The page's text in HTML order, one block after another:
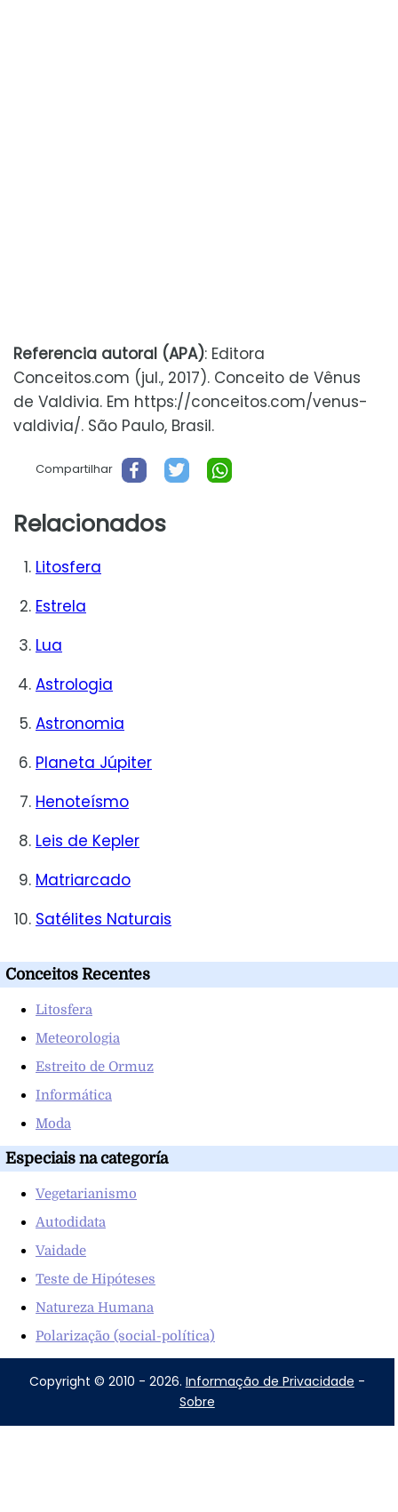
Referencia autoral (APA): Editora
Conceitos.com (jul., 2017). Conceito de Vênus
de Valdivia. Em https://conceitos.com/venus-
valdivia/. São Paulo, Brasil.
Compartilhar
Relacionados
Litosfera
Estrela
Lua
Astrologia
Astronomia
Planeta Júpiter
Henoteísmo
Leis de Kepler
Matriarcado
Satélites Naturais
Conceitos Recentes
Litosfera
Meteorologia
Estreito de Ormuz
Informática
Moda
Especiais na categoría
Vegetarianismo
Autodidata
Vaidade
Teste de Hipóteses
Natureza Humana
Polarização (social-política)
Copyright © 2010 - 2026. Informação de Privacidade -
Sobre